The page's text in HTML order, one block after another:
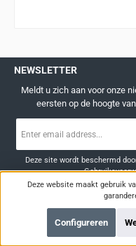
NEWSLETTER
Meldt u zich aan voor onze
eersten op de hoogte
mailadres
Deze site wordt beschermd
Deze website maakt gebruik
Configureren